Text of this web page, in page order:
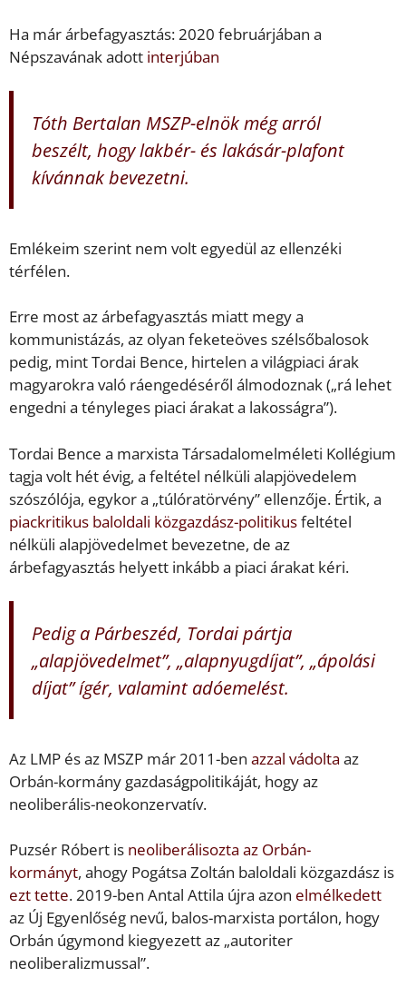
Ha már árbefagyasztás: 2020 februárjában a
Népszavának adott interjúban
Tóth Bertalan MSZP-elnök még arról
beszélt, hogy lakbér- és lakásár-plafont
kívánnak bevezetni.
Emlékeim szerint nem volt egyedül az ellenzéki
térfélen.
Erre most az árbefagyasztás miatt megy a
kommunistázás, az olyan feketeöves szélsőbalosok
pedig, mint Tordai Bence, hirtelen a világpiaci árak
magyarokra való ráengedéséről álmodoznak („rá lehet
engedni a tényleges piaci árakat a lakosságra”).
Tordai Bence a marxista Társadalomelméleti Kollégium
tagja volt hét évig, a feltétel nélküli alapjövedelem
szószólója, egykor a „túlóratörvény” ellenzője. Értik, a
piackritikus baloldali közgazdász-politikusfeltétel
nélküli alapjövedelmet bevezetne, de az
árbefagyasztás helyett inkább a piaci árakat kéri.
Pedig a Párbeszéd, Tordai pártja
„alapjövedelmet”, „alapnyugdíjat”, „ápolási
díjat”ígér, valamint adóemelést.
Az LMP és az MSZP már 2011-ben azzal vádolta az
Orbán-kormány gazdaságpolitikáját, hogy az
neoliberális-neokonzervatív.
Puzsér Róbert is neoliberálisozta az Orbán-
kormányt, ahogy Pogátsa Zoltán baloldali közgazdász is
ezt tette. 2019-ben Antal Attila újra azon elmélkedett
az Új Egyenlőség nevű, balos-marxista portálon, hogy
Orbán úgymond kiegyezett az „autoriter
neoliberalizmussal”.